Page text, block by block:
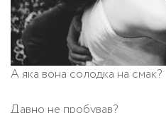
А яка вона солодка на смак?